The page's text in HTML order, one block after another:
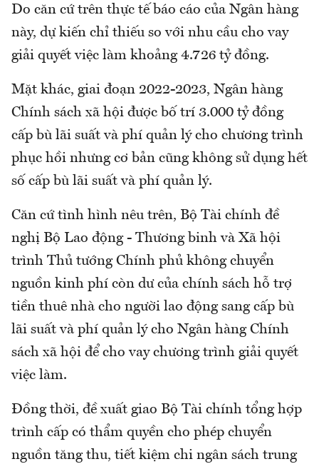
Do căn cứ trên thực tế báo cáo của Ngân hàng
này, dự kiến chỉ thiếu so với nhu cầu cho vay
giải quyết việc làm khoảng 4.726 tỷ đồng.
Mặt khác, giai đoạn 2022-2023, Ngân hàng
Chính sách xã hội được bố trí 3.000 tỷ đồng
cấp bù lãi suất và phí quản lý cho chương trình
phục hồi nhưng cơ bản cũng không sử dụng hết
số cấp bù lãi suất và phí quản lý.
Căn cứ tình hình nêu trên, Bộ Tài chính đề
nghị Bộ Lao động - Thương binh và Xã hội
trình Thủ tướng Chính phủ không chuyển
nguồn kinh phí còn dư của chính sách hỗ trợ
tiền thuê nhà cho người lao động sang cấp bù
lãi suất và phí quản lý cho Ngân hàng Chính
sách xã hội để cho vay chương trình giải quyết
việc làm.
Đồng thời, đề xuất giao Bộ Tài chính tổng hợp
trình cấp có thẩm quyền cho phép chuyển
nguồn tăng thu, tiết kiệm chi ngân sách trung